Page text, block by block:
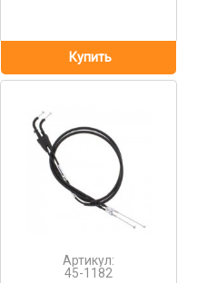
Артикул:
45-1182